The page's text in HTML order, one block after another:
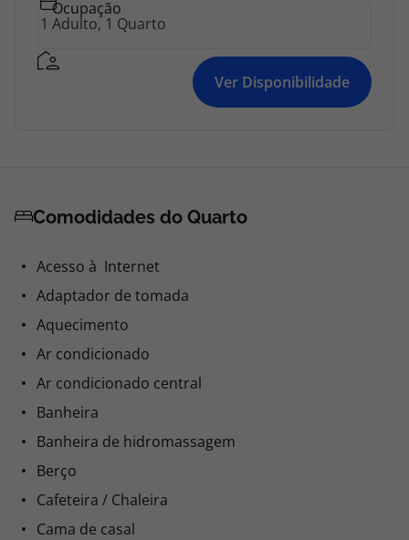
Ocupação
Ver Disponibilidade
Comodidades do Quarto
Acesso à Internet
Adaptador de tomada
Aquecimento
Ar condicionado
Ar condicionado central
Banheira
Banheira de hidromassagem
Berço
Cafeteira / Chaleira
Cama de casal